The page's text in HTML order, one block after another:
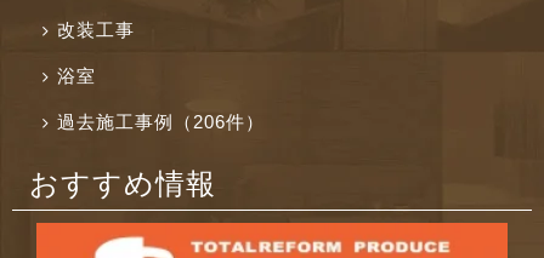
改装工事
浴室
過去施工事例（206件）
おすすめ情報